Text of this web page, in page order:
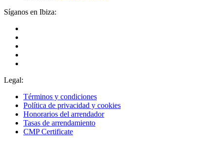
Síganos en Ibiza:
Legal:
Términos y condiciones
Política de privacidad y cookies
Honorarios del arrendador
Tasas de arrendamiento
CMP Certificate